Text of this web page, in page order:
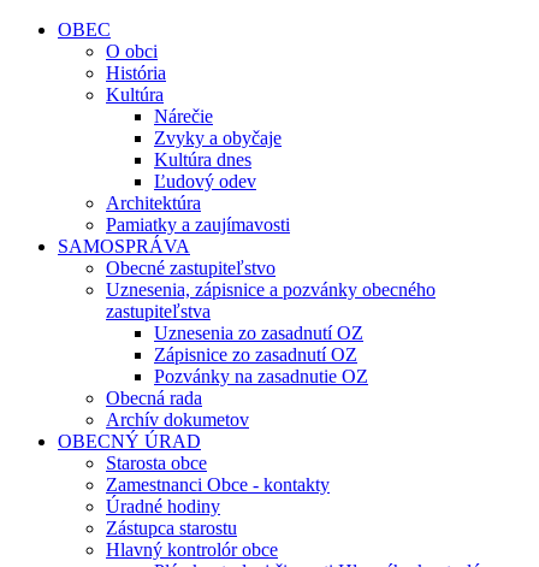
OBEC
O obci
História
Kultúra
Nárečie
Zvyky a obyčaje
Kultúra dnes
Ľudový odev
Architektúra
Pamiatky a zaujímavosti
SAMOSPRÁVA
Obecné zastupiteľstvo
Uznesenia, zápisnice a pozvánky obecného
zastupiteľstva
Uznesenia zo zasadnutí OZ
Zápisnice zo zasadnutí OZ
Pozvánky na zasadnutie OZ
Obecná rada
Archív dokumetov
OBECNÝ ÚRAD
Starosta obce
Zamestnanci Obce - kontakty
Úradné hodiny
Zástupca starostu
Hlavný kontrolór obce